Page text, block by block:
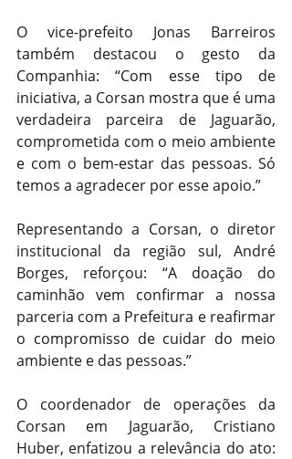
O vice-prefeito Jonas Barreiros
também destacou o gesto da
Companhia: “Com esse tipo de
iniciativa, a Corsan mostra que é uma
verdadeira parceira de Jaguarão,
comprometida com o meio ambiente
e com o bem-estar das pessoas. Só
temos a agradecer por esse apoio.”
Representando a Corsan, o diretor
institucional da região sul, André
Borges, reforçou: “A doação do
caminhão vem confirmar a nossa
parceria com a Prefeitura e reafirmar
o compromisso de cuidar do meio
ambiente e das pessoas.”
O coordenador de operações da
Corsan em Jaguarão, Cristiano
Huber, enfatizou a relevância do ato: